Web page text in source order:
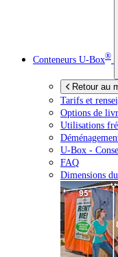
Conteneurs U-Box®
Retour au
Tarifs et
Options de
Utilisations
U-Box -
FAQ
Dimensions